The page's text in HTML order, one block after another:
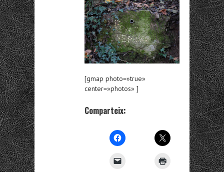
[gmap photo=»true»
center=»photos» ]
Comparteix: